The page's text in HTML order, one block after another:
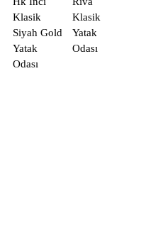
Klasik
Siyah Gold
Yatak
Odası
Klasik
Yatak
Odası